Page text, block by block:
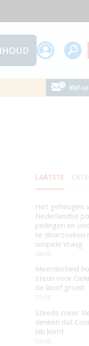
Blijf
LAATSTE
Het geheugen
Nederlandse
peilingen en
te doorzoeken
simpele vraag
09/08
Meerderheid
steun voor
de kloof groeit
07/08
Steeds meer
denken dat
lab komt
04/08